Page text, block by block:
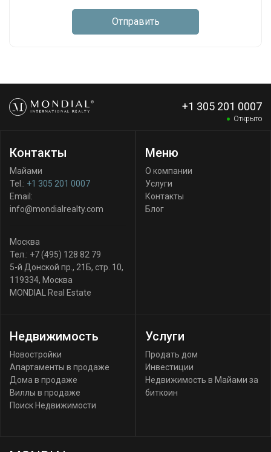
Отправить
+1 305 201 0007
Открыто
Контакты
Майами
Tel.: +1 305 201 0007
Email:
info@mondialrealty.com
Москва
Тел.: +7 (495) 128 82 79
5-й Донской пр., 21Б, стр. 10,
119334, Москва
MONDIAL Real Estate
Меню
О компании
Услуги
Контакты
Блог
Недвижимость
Новостройки
Апартаменты в продаже
Дома в продаже
Виллы в продаже
Поиск Недвижимости
Услуги
Продать дом
Инвестиции
Недвижимость в Майами за
биткоин